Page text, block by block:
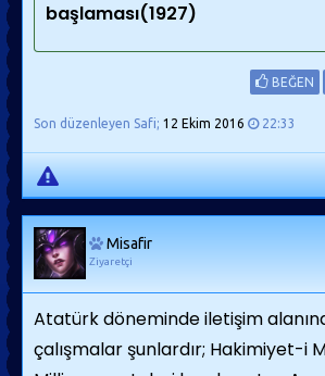
başlaması(1927)
BEĞEN
Son düzenleyen Safi; 12 Ekim 2016 22:33
Misafir
Ziyaretçi
Atatürk döneminde iletişim
çalışmalar şunlardır; Hakimiyet-i